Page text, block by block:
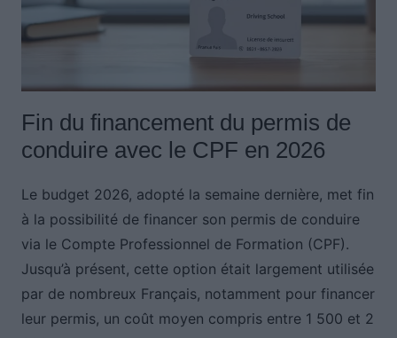
Fin du financement du permis de
conduire avec le CPF en 2026
Le budget 2026, adopté la semaine dernière, met fin
à la possibilité de financer son permis de conduire
via le Compte Professionnel de Formation (CPF).
Jusqu’à présent, cette option était largement utilisée
par de nombreux Français, notamment pour financer
leur permis, un coût moyen compris entre 1 500 et 2